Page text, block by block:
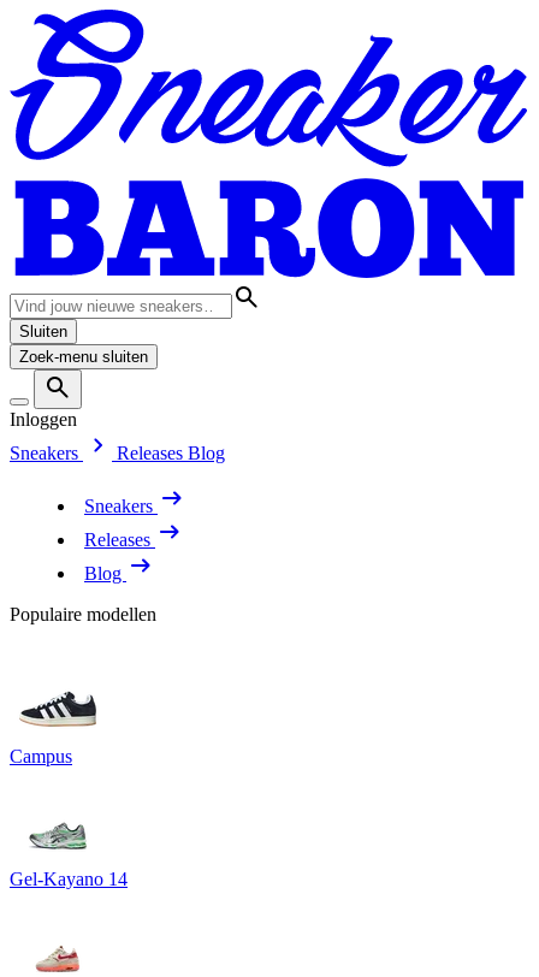
Sluiten
Zoek-menu sluiten
Inloggen
Sneakers
Releases Blog
Sneakers
Releases
Blog
Populaire modellen
Campus
Gel-Kayano 14